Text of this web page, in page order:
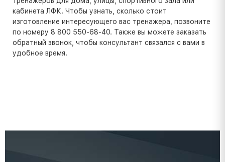
кабинета ЛФК. Чтобы узнать, сколько стоит
изготовление интересующего вас тренажера, позвоните
по номеру 8 800 550-68-40. Также вы можете заказать
обратный звонок, чтобы консультант связался с вами в
удобное время.